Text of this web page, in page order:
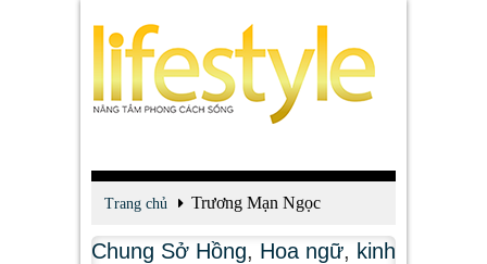
Trang chủ Trương Mạn Ngọc
Chung Sở Hồng, Hoa ngữ, kinh